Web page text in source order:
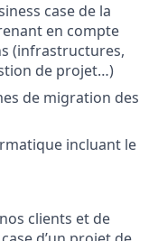
case de la
en compte
(infrastructures,
de projet…)
de migration des
incluant le
clients et de